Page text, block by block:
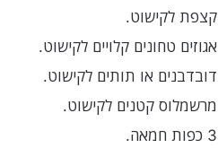
קצפת לקישוט.
אגוזים טחונים קלויים לקישוט.
דובדבנים או תותים לקישוט.
מרשמלוס קטנים לקישוט.
3 כפות חמאה.